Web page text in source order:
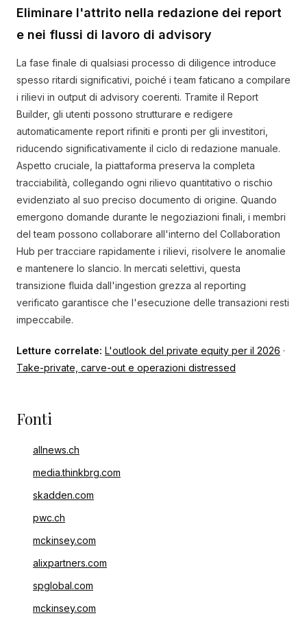
Eliminare l'attrito nella redazione dei report
e nei flussi di lavoro di advisory
La fase finale di qualsiasi processo di diligence introduce
spesso ritardi significativi, poiché i team faticano a compilare
i rilievi in output di advisory coerenti. Tramite il Report
Builder, gli utenti possono strutturare e redigere
automaticamente report rifiniti e pronti per gli investitori,
riducendo significativamente il ciclo di redazione manuale.
Aspetto cruciale, la piattaforma preserva la completa
tracciabilità, collegando ogni rilievo quantitativo o rischio
evidenziato al suo preciso documento di origine. Quando
emergono domande durante le negoziazioni finali, i membri
del team possono collaborare all'interno del Collaboration
Hub per tracciare rapidamente i rilievi, risolvere le anomalie
e mantenere lo slancio. In mercati selettivi, questa
transizione fluida dall'ingestion grezza al reporting
verificato garantisce che l'esecuzione delle transazioni resti
impeccabile.
Letture correlate: L'outlook del private equity per il 2026 ·
Take-private, carve-out e operazioni distressed
Fonti
allnews.ch
media.thinkbrg.com
skadden.com
pwc.ch
mckinsey.com
alixpartners.com
spglobal.com
mckinsey.com